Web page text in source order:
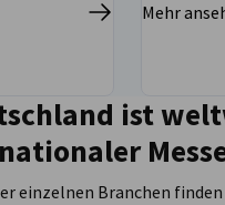
Mehr
ist
einzelnen Branchen